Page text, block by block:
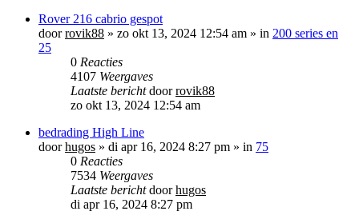
Rover 216 cabrio gespot
doorrovik88 » zo okt 13, 2024 12:54 am » in 200 series en
25
0 Reacties
4107 Weergaves
Laatste berichtdoorrovik88
zo okt 13, 2024 12:54 am
bedrading High Line
doorhugos » di apr 16, 2024 8:27 pm » in 75
0 Reacties
7534 Weergaves
Laatste berichtdoorhugos
di apr 16, 2024 8:27 pm